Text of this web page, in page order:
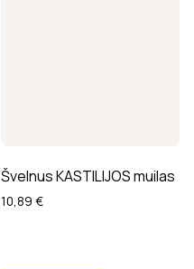
Švelnus KASTILIJOS muilas
10,89 €